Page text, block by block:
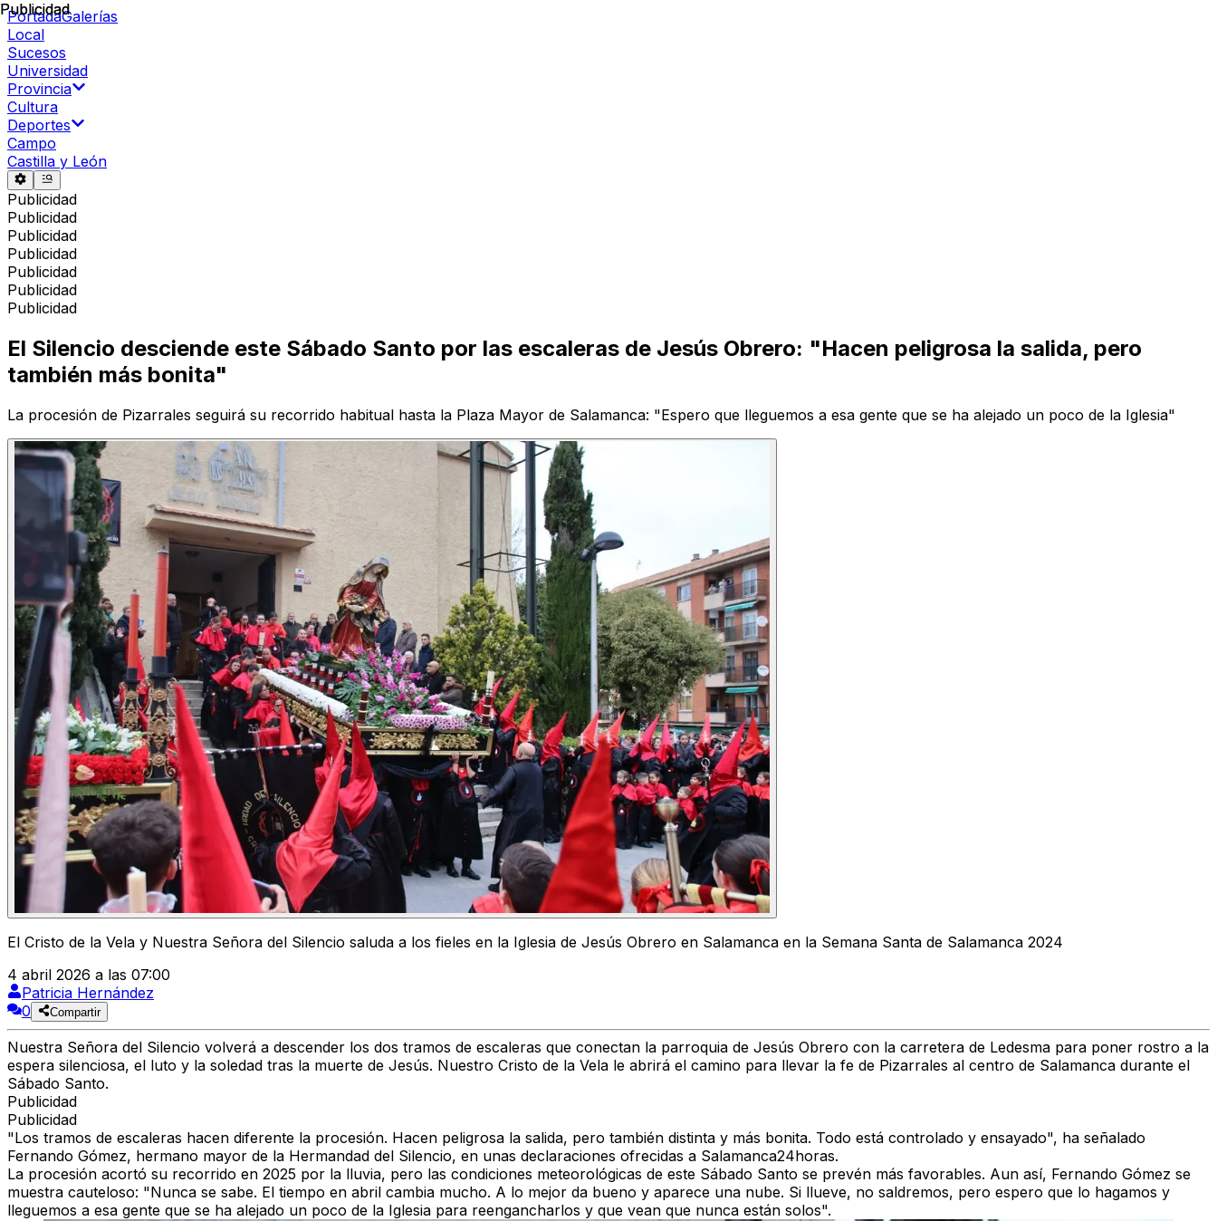
PortadaGalerías
Local
Sucesos
Universidad
Provincia
Cultura
Deportes
Campo
Castilla y León
Publicidad
Publicidad
Publicidad
Publicidad
Publicidad
Publicidad
Publicidad
Publicidad
El Silencio desciende este Sábado Santo por las escaleras de Jesús Obrero: "Hacen peligrosa la salida, pero
también más bonita"
La procesión de Pizarrales seguirá su recorrido habitual hasta la Plaza Mayor de Salamanca: "Espero que lleguemos a esa gente que se ha alejado un poco de la Iglesia"
El Cristo de la Vela y Nuestra Señora del Silencio saluda a los fieles en la Iglesia de Jesús Obrero en Salamanca en la Semana Santa de Salamanca 2024
4 abril 2026 a las 07:00
Patricia Hernández
0
Compartir
Nuestra Señora del Silencio volverá a descender los dos tramos de escaleras que conectan la parroquia de Jesús Obrero con la carretera de Ledesma para poner rostro a la
espera silenciosa, el luto y la soledad tras la muerte de Jesús. Nuestro Cristo de la Vela le abrirá el camino para llevar la fe de Pizarrales al centro de Salamanca durante el
Sábado Santo.
Publicidad
Publicidad
"Los tramos de escaleras hacen diferente la procesión. Hacen peligrosa la salida, pero también distinta y más bonita. Todo está controlado y ensayado", ha señalado
Fernando Gómez, hermano mayor de la Hermandad del Silencio, en unas declaraciones ofrecidas a Salamanca24horas.
La procesión acortó su recorrido en 2025 por la lluvia, pero las condiciones meteorológicas de este Sábado Santo se prevén más favorables. Aun así, Fernando Gómez se
muestra cauteloso: "Nunca se sabe. El tiempo en abril cambia mucho. A lo mejor da bueno y aparece una nube. Si llueve, no saldremos, pero espero que lo hagamos y
lleguemos a esa gente que se ha alejado un poco de la Iglesia para reengancharlos y que vean que nunca están solos".
Publicidad